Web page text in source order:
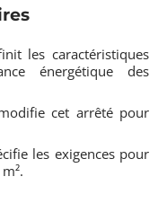
les caractéristiques
énergétique des
cet arrêté pour
les exigences pour